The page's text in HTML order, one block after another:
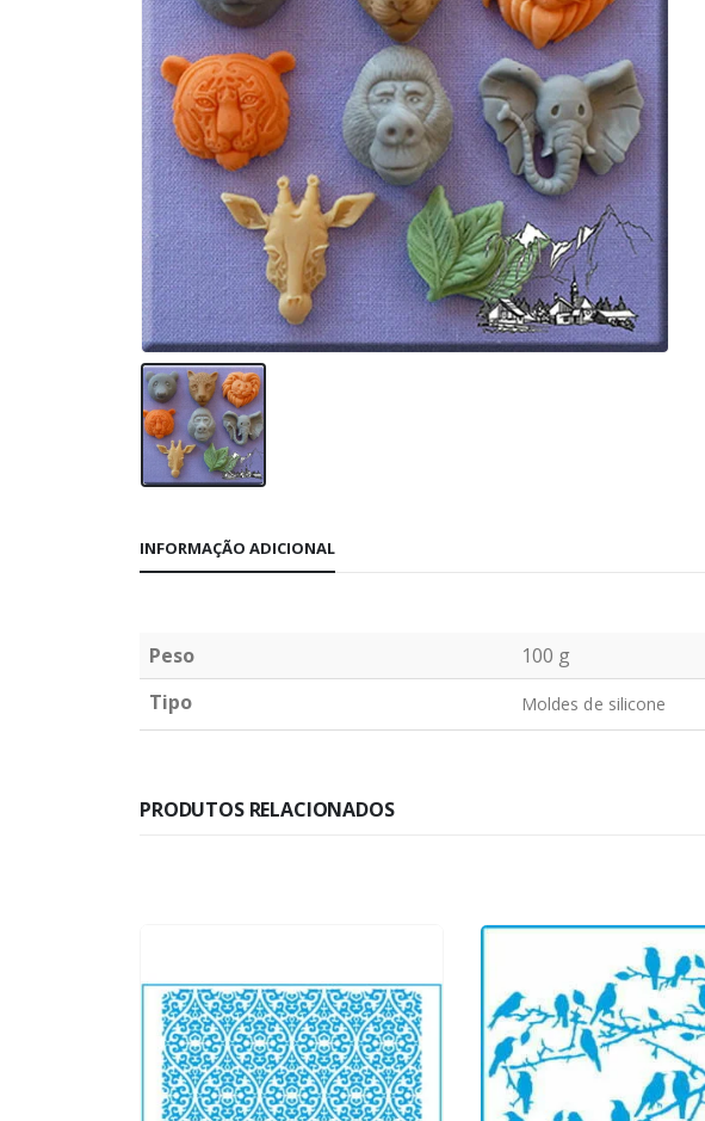
INFORMAÇÃO ADICIONAL
Peso
100 g
Tipo
Moldes de silicone
PRODUTOS RELACIONADOS